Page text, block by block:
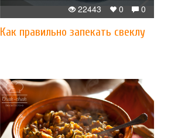
0
0
22443
Как правильно запекать свеклу